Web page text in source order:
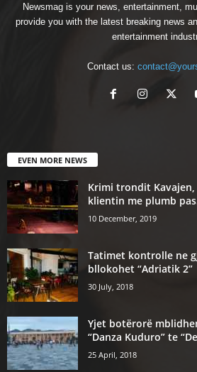
Newsmag is your news, entertainment,
provide you with the latest breaking news
entertainment
Contact us:
EVEN MORE NEWS
Krimi trondit
klientin me plumb
10 December, 2019
Tatimet kontrolle ne
bllokohet “Adriatik 2”
30 July, 2018
Yjet botërorë
“Danza Kuduro” te
25 April, 2018